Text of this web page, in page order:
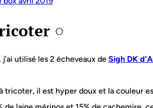
○
utilisé les 2 écheveaux de Sigh DK
tricoter, il est hyper doux et la couleur